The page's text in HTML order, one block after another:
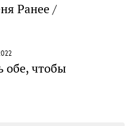
Ранее /
обе, чтобы